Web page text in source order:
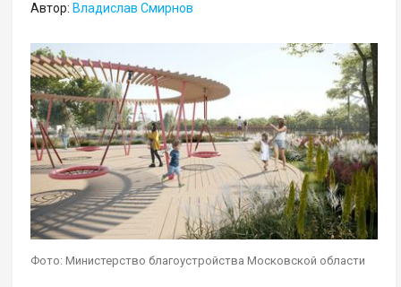
Автор: Владислав Смирнов
Фото: Министерство благоустройства Московской области